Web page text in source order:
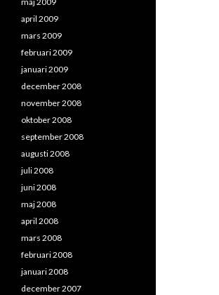
april 2009
mars 2009
februari 2009
januari 2009
december 2008
november 2008
oktober 2008
september 2008
augusti 2008
juli 2008
juni 2008
maj 2008
april 2008
mars 2008
februari 2008
januari 2008
december 2007